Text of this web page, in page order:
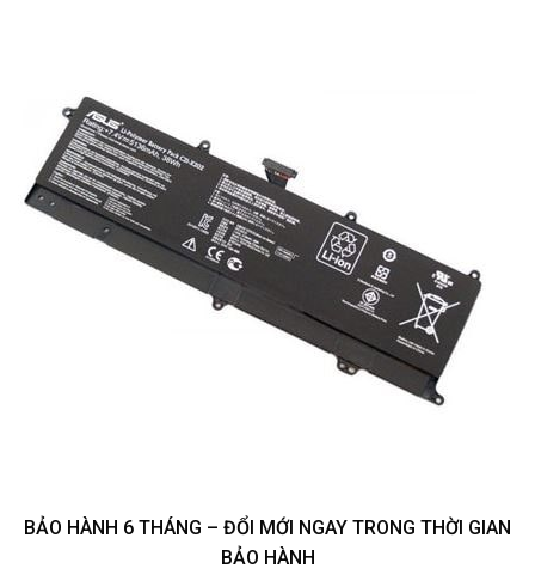
BẢO HÀNH 6 THÁNG – ĐỔI MỚI NGAY TRONG THỜI GIAN
BẢO HÀNH